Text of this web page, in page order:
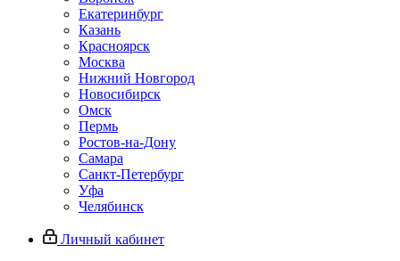
Екатеринбург
Казань
Красноярск
Москва
Нижний Новгород
Новосибирск
Омск
Пермь
Ростов-на-Дону
Самара
Санкт-Петербург
Уфа
Челябинск
Личный кабинет